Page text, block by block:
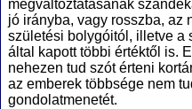
megváltoztatásának
jó irányba, vagy rosszba, az
születési bolygóitól, illetve a
által kapott többi értéktől is.
nehezen tud szót érteni
az emberek többsége nem
gondolatmenetét.